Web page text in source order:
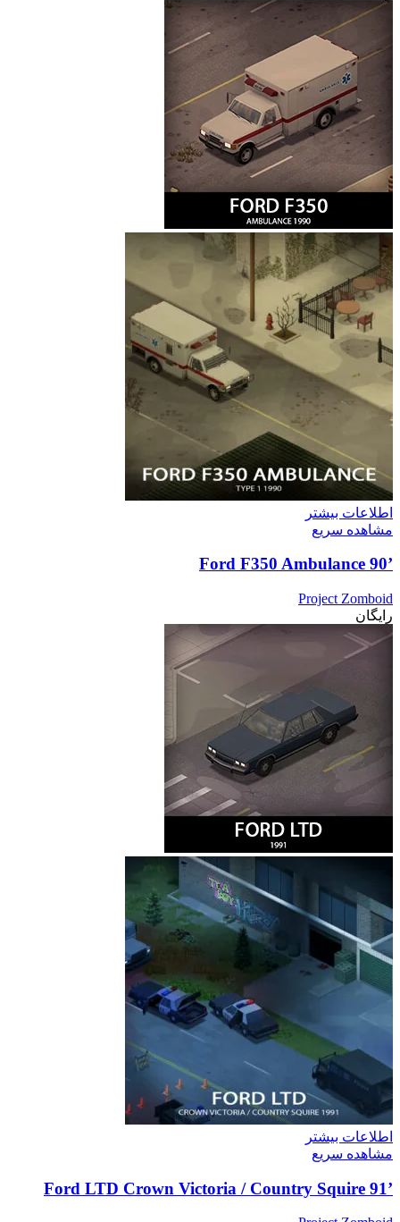
اطلاعات بیشتر
مشاهده سریع
’90 Ford F350 Ambulance
Project Zomboid
رایگان
اطلاعات بیشتر
مشاهده سریع
’91 Ford LTD Crown Victoria / Country Squire